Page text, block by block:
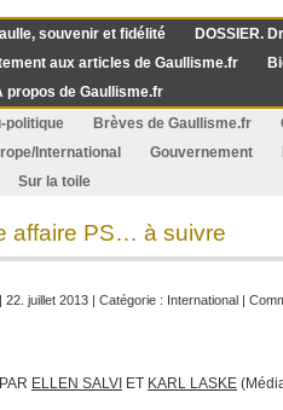
souvenir et fidélité DOSSIER.
aux articles de Gaullisme.fr
propos de Gaullisme.fr
politique Brèves de Gaullisme.fr
International Gouvernement
Sur la toile
affaire PS… à suivre
| 22. juillet 2013 | Catégorie : International |
ELLEN SALVI ET KARL LASKE